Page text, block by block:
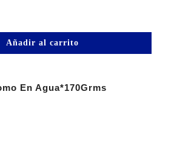
Añadir al carrito
En Agua*170Grms